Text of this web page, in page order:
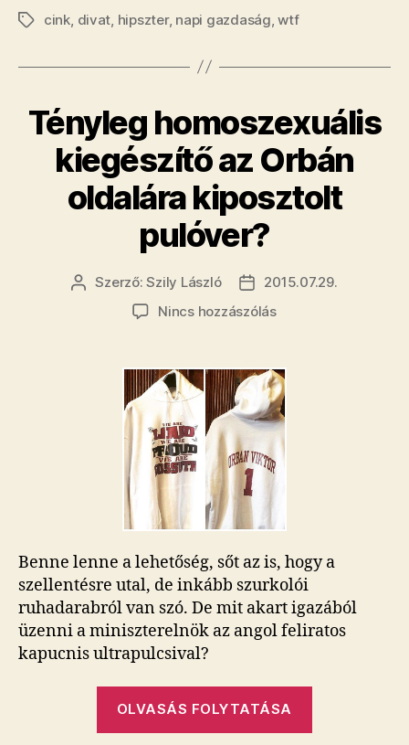
Nagy
Címkék
cink divat hipszter, napi gazdaság ,wtf
Tényleg homoszexuális
kiegészítő az Orbán
oldalára kiposztolt
pulóver?
Bejegyzés
Szerző:Szily László
Bejegyzés
dátuma
2015.07.29.
Nincs hozzászólása(z)
kiegészítő
az
Orbán
oldalára
kiposztolt
pulóver?
Benne lenne a lehetőség, sőt az is, hogy a
szellentésre utal, de inkább szurkolói
ruhadarabról van szó. De mit akart igazából
üzenni a miniszterelnök az angol feliratos
kapucnis ultrapulcsival?
OLVASÁS FOLYTATÁSA